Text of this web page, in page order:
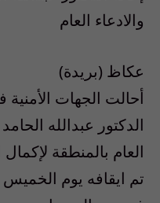
والادعاء العام
عكاظ (بريدة)
أحالت الجهات
الدكتور عبدالله
العام بالمنطقة
تم ايقافه يوم